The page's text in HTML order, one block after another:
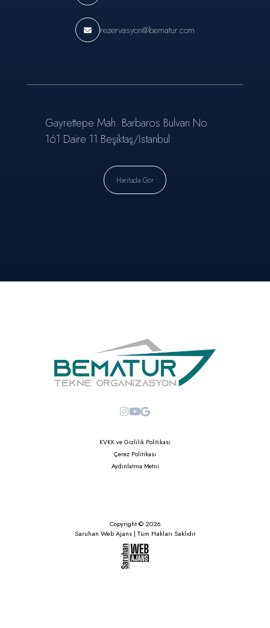
KVKK ve Gizlilik Politikası
Çerez Politikası
Aydınlatma Metni
Copyright © 2026
Saruhan Web Ajans | Tüm Hakları Saklıdır
rezervasyon@bematur.com
Gayrettepe Mah. Barbaros Bulvarı No
161 Daire 11 Beşiktaş/İstanbul
Haritada Gör